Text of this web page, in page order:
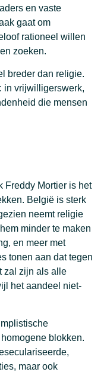
en vaste
gaat om
rationeel willen
zoeken.
breder dan religie.
in vrijwilligerswerk,
die mensen
Freddy Mortier is het
België is sterk
neemt religie
minder te maken
en meer met
tonen aan dat tegen
zal zijn als alle
het aandeel niet-
blokken.
maar ook